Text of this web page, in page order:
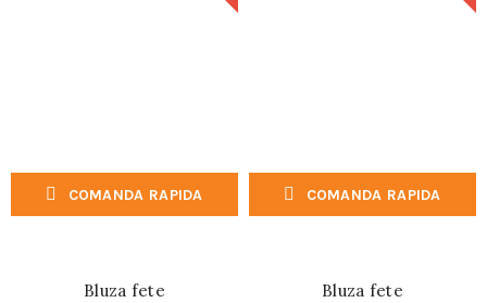
COMANDA RAPIDA
Bluza fete
COMANDA RAPIDA
Bluza fete